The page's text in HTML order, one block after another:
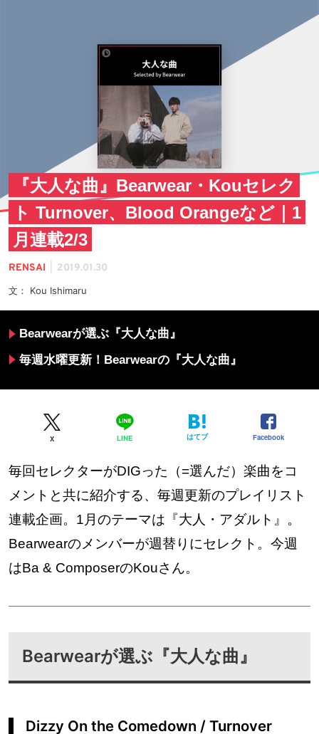
『大人な曲』Bearwear・Kouセレク
ト Turnover、Blood Orangeなど｜1
月連載2/3
RENSAI 2019.01.30
文： Kou Ishimaru
Bearwearが選ぶ『大人な曲』
毎週水曜更新！Bearwearの『大人な曲』
X LINE はてブ Facebook
毎回セレクターがDIGった（=選んだ）楽曲をコ
メントと共に紹介する、毎週更新のプレイリスト
連載企画。1月のテーマは『大人・アダルト』。
Bearwearのメンバーが週替りにセレクト。今週
はBa & ComposerのKouさん。
Bearwearが選ぶ『大人な曲』
Dizzy On the Comedown / Turnover